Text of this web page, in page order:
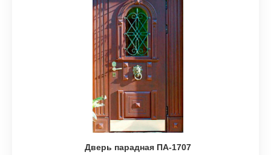
Дверь парадная ПА-1707